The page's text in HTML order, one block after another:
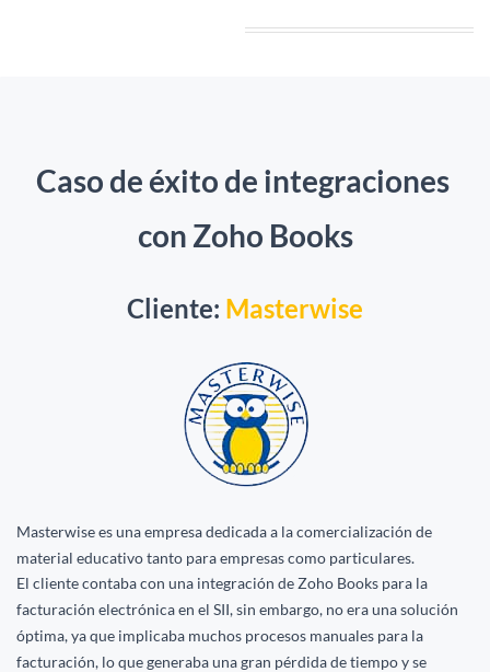
Caso de éxito de integraciones
con Zoho Books
​Cliente: Masterwise
Masterwise es una empresa dedicada a la comercialización de
material educativo tanto para empresas como particulares.
El cliente contaba con una integración de Zoho Books para la
facturación electrónica en el SII, sin embargo, no era una solución
óptima, ya que implicaba muchos procesos manuales para la
facturación, lo que generaba una gran pérdida de tiempo y se